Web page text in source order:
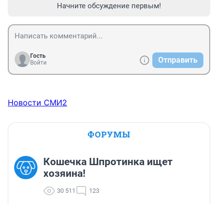
Начните обсуждение первым!
Гость
Войти
Отправить
Новости СМИ2
ФОРУМЫ
Кошечка Шпротинка ищет
хозяина!
30 511 123